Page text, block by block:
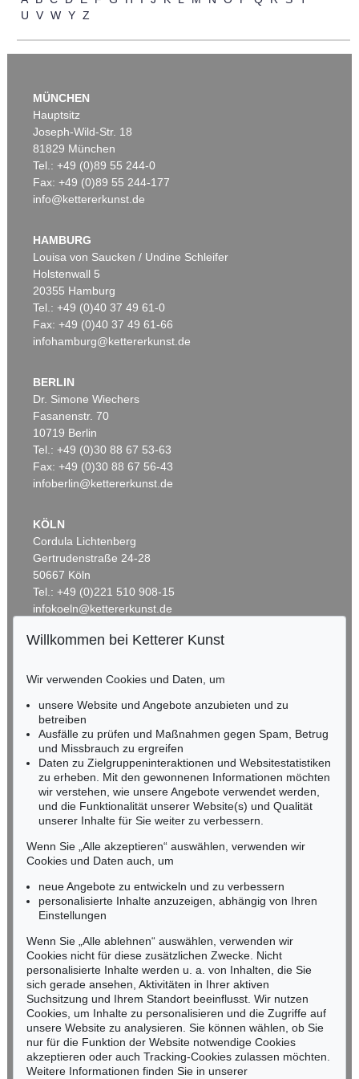
WASSILY KANDINSKY
Villa Seeburg am Staffelsee
Ergebnis:
€ 4.750.000
ANDY WARHOL
Marilyn Monroe (10 Blatt)
Ergebnis:€ 4.488.000
Hockende, 1910
WASSILY KANDINSKY
Murnau, 1908
Ergebnis:
U
V W Y Z
MÜNCHEN
Hauptsitz
Joseph-Wild-Str. 18
81829 München
Tel.: +49 (0)89 55 244-0
Fax: +49 (0)89 55 244-177
info@kettererkunst.de
HAMBURG
Louisa von Saucken / Undine Schleifer
Holstenwall 5
20355 Hamburg
Tel.: +49 (0)40 37 49 61-0
Fax: +49 (0)40 37 49 61-66
infohamburg@kettererkunst.de
BERLIN
Dr. Simone Wiechers
Fasanenstr. 70
10719 Berlin
Tel.: +49 (0)30 88 67 53-63
Fax: +49 (0)30 88 67 56-43
infoberlin@kettererkunst.de
KÖLN
Cordula Lichtenberg
Gertrudenstraße 24-28
50667 Köln
Tel.: +49 (0)221 510 908-15
infokoeln@kettererkunst.de
RHEINLAND-PFALZ
Miriam Heß
Tel.: +49 (0)62 21 58 80-038
Fax: +49 (0)62 21 58 80-595
infoheidelberg@kettererkunst.de
NORDDEUTSCHLAND
Nico Kassel, M.A.
Tel.: +49 (0)89 55244-164
Mobil: +49 (0)171 8618661
n.kassel@kettererkunst.de
Keine Auktion mehr verpassen!
Wir informieren Sie rechtzeitig.
Jetzt zum Newsletter anmelden >
Willkommen bei Ketterer Kunst
Wir verwenden Cookies und Daten, um
unsere Website und Angebote anzubieten und zu
betreiben
Ausfälle zu prüfen und Maßnahmen gegen Spam, Betrug
und Missbrauch zu ergreifen
Daten zu Zielgruppeninteraktionen und Websitestatistiken
zu erheben. Mit den gewonnenen Informationen möchten
wir verstehen, wie unsere Angebote verwendet werden,
und die Funktionalität unserer Website(s) und Qualität
unserer Inhalte für Sie weiter zu verbessern.
Wenn Sie „Alle akzeptieren“ auswählen, verwenden wir
Cookies und Daten auch, um
neue Angebote zu entwickeln und zu verbessern
personalisierte Inhalte anzuzeigen, abhängig von Ihren
Einstellungen
Wenn Sie „Alle ablehnen“ auswählen, verwenden wir
Cookies nicht für diese zusätzlichen Zwecke. Nicht
personalisierte Inhalte werden u. a. von Inhalten, die Sie
sich gerade ansehen, Aktivitäten in Ihrer aktiven
Suchsitzung und Ihrem Standort beeinflusst. Wir nutzen
Cookies, um Inhalte zu personalisieren und die Zugriffe auf
unsere Website zu analysieren. Sie können wählen, ob Sie
nur für die Funktion der Website notwendige Cookies
akzeptieren oder auch Tracking-Cookies zulassen möchten.
Weitere Informationen finden Sie in unserer